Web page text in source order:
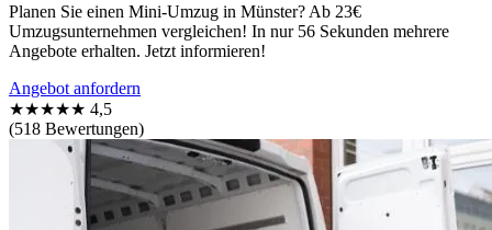
Planen Sie einen Mini-Umzug in Münster? Ab 23€
Umzugsunternehmen vergleichen! In nur 56 Sekunden mehrere
Angebote erhalten. Jetzt informieren!
Angebot anfordern
★★★★★ 4,5
(518 Bewertungen)